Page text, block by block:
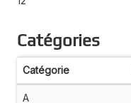
Catégories
Catégorie
A